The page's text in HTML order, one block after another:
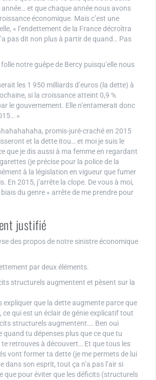
et que chaque année nous avons
économique. Mais c’est une
« l’endettement de la France décroîtra
pas dit non plus à partir de quand… Pas
folle notre guêpe de Bercy puisqu’elle nous
les 1 950 milliards d’euros (la dette) à
si la croissance atteint 0,9 %
le gouvernement. Elle n’entamerait donc
»
promis-juré-craché en 2015
et la dette itou… et moi je suis le
que je dis aussi à ma femme en regardant
(je précise pour la police de la
à la législation en vigueur que fumer
En 2015, j’arrête la clope. De vous à moi,
du genre « arrête de me prendre pour
justifié
des propos de notre sinistre économique
par deux éléments.
structurels augmentent et pèsent sur la
expliquer que la dette augmente parce que
ce qui est un éclair de génie explicatif tout
structurels augmentent…. Ben oui
quand tu dépenses plus que ce que tu
retrouves à découvert… Et que tous les
vont former ta dette (je me permets de lui
dans son esprit, tout ça n’a pas l’air si
que pour éviter que les déficits (structurels